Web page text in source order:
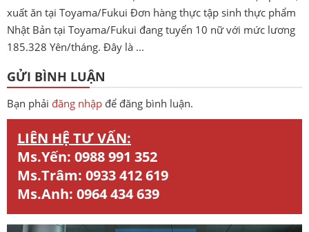
xuất ăn tại Toyama/Fukui Đơn hàng thực tập sinh thực phẩm
Nhật Bản tại Toyama/Fukui đang tuyển 10 nữ với mức lương
185.328 Yên/tháng. Đây là ...
GỬI BÌNH LUẬN
Bạn phải đăng nhập để đăng bình luận.
LIÊN HỆ TƯ VẤN:
Ms.Yến: 0988 991 352
Ms.Trâm: 0933 412 619
Ms.Anh: 0964 434 639